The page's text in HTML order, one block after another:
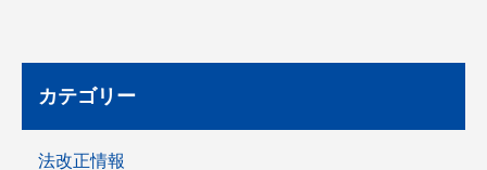
カテゴリー
法改正情報